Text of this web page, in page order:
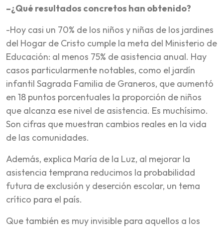
–¿Qué resultados concretos han obtenido?
-Hoy casi un 70% de los niños y niñas de los jardines
del Hogar de Cristo cumple la meta del Ministerio de
Educación: al menos 75% de asistencia anual. Hay
casos particularmente notables, como el jardín
infantil Sagrada Familia de Graneros, que aumentó
en 18 puntos porcentuales la proporción de niños
que alcanza ese nivel de asistencia. Es muchísimo.
Son cifras que muestran cambios reales en la vida
de las comunidades.
Además, explica María de la Luz, al mejorar la
asistencia temprana reducimos la probabilidad
futura de exclusión y deserción escolar, un tema
crítico para el país.
Que también es muy invisible para aquellos a los